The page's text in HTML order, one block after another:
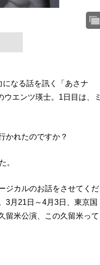
になる話を訊く「あさナ
エンツ瑛士。1日目は、ミ
かれたのですか？
。
ジカルのお話をさせてくだ
3月21日～4月3日、東京国
留米公演、この久留米って